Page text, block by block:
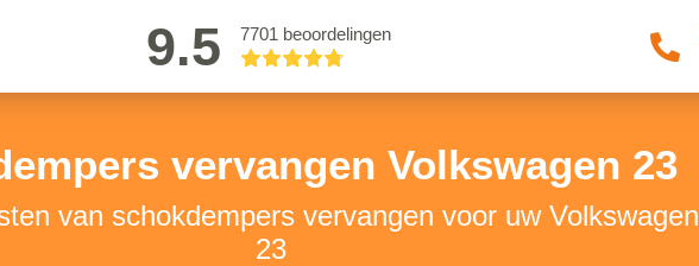
9.5 7701 beoordelingen
vervangen Volkswagen 23
van schokdempers vervangen voor uw Volkswagen
23